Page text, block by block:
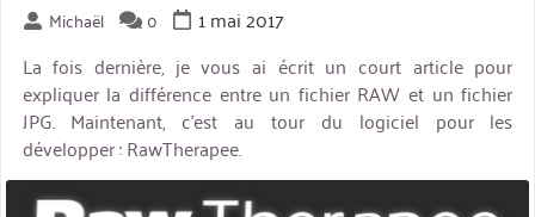
Michaël 0
1 mai 2017
La fois dernière, je vous ai écrit un court article pour
expliquer la différence entre un fichier RAW et un fichier
JPG. Maintenant, c’est au tour du logiciel pour les
développer : RawTherapee.
miniature